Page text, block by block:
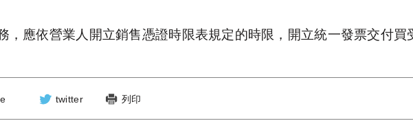
，應依營業人開立銷售憑證時限表規定的時限，開立統一發票交付買
twitter 列印